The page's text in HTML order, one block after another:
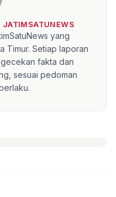
JATIMSATUNEWS
yang
Timur. Setiap laporan
fakta dan
sesuai pedoman